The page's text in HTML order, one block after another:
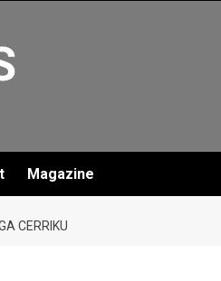
Magazine
CERRIKU